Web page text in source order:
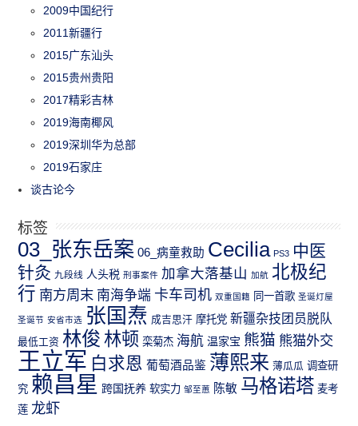
2009中国纪行
2011新疆行
2015广东汕头
2015贵州贵阳
2017精彩吉林
2019海南椰风
2019深圳华为总部
2019石家庄
谈古论今
标签
03_张东岳案 06_病童救助 Cecilia PS3 中医
针灸 九段线 人头税 刑事案件 加拿大落基山 加航 北极纪
行 南方周末 南海争端 卡车司机 双重国籍 同一首歌 圣诞灯屋
圣诞节 安省市选 张国焘 成吉思汗 摩托党 新疆杂技团员脱队
最低工资 林俊 林顿 栾菊杰 海航 温家宝 熊猫 熊猫外交
王立军 白求恩 葡萄酒品鉴 薄熙来 薄瓜瓜 调查研
究 赖昌星 跨国抚养 软实力 邹至蕙 陈敏 马格诺塔 麦考
莲 龙虾